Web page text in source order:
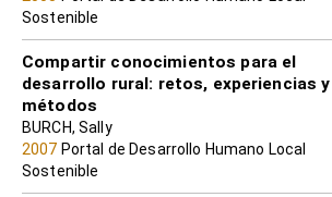
Sostenible
Compartir conocimientos para el
desarrollo rural: retos, experiencias y
métodos
BURCH, Sally
2007 Portal de Desarrollo Humano Local
Sostenible